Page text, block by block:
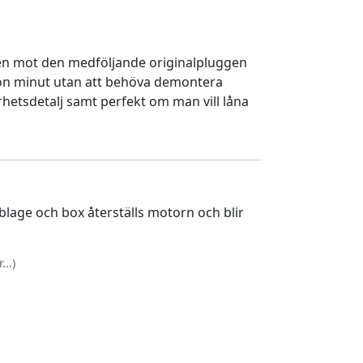
mot den medföljande originalpluggen
minut utan att behöva demontera
samt perfekt om man vill låna
och box återställs motorn och blir